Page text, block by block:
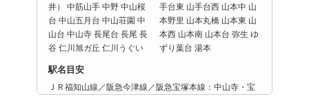
井） 中筋山手 中野 中山桜
台 中山五月台 中山荘園 中
山台 中山寺 長尾台 長尾 長
谷 仁川旭ガ丘 仁川うぐい
手台東 山手台西 山本中 山
本野里 山本丸橋 山本東 山
本西 山本南 山本台 弥生 ゆ
ずり葉台 湯本
駅名目安
ＪＲ福知山線／阪急今津線／阪急宝塚本線：中山寺・宝